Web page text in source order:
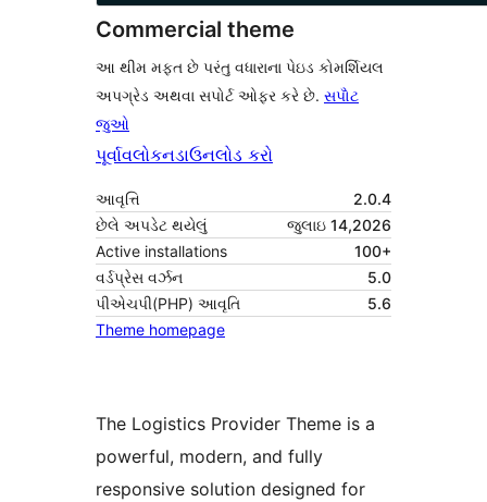
Commercial theme
આ થીમ મફત છે પરંતુ વધારાના પેઇડ કોમર્શિયલ
અપગ્રેડ અથવા સપોર્ટ ઓફર કરે છે. સપોૅટ
જુઓ
પૂર્વાવલોકનડાઉનલોડ કરો
આવૃત્તિ
2.0.4
છેલે અપડેટ થયેલું
જુલાઇ 14,2026
Active installations
100+
વર્ડપ્રેસ વર્ઝન
5.0
પીએચપી(PHP) આવૃતિ
5.6
Theme homepage
The Logistics Provider Theme is a
powerful, modern, and fully
responsive solution designed for